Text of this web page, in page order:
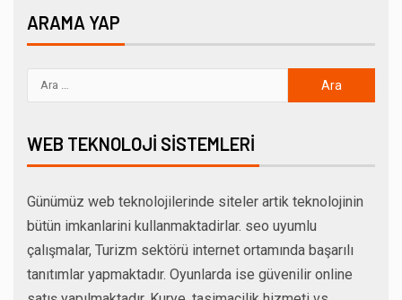
ARAMA YAP
WEB TEKNOLOJI SISTEMLERI
Günümüz web teknolojilerinde siteler artik teknolojinin
bütün imkanlarini kullanmaktadirlar. seo uyumlu
çalışmalar, Turizm sektörü internet ortamında başarılı
tanıtımlar yapmaktadır. Oyunlarda ise güvenilir online